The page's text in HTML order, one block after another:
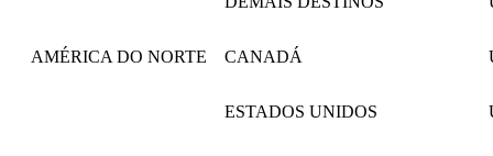
AMÉRICA DO NORTE CANADÁ
ESTADOS UNIDOS